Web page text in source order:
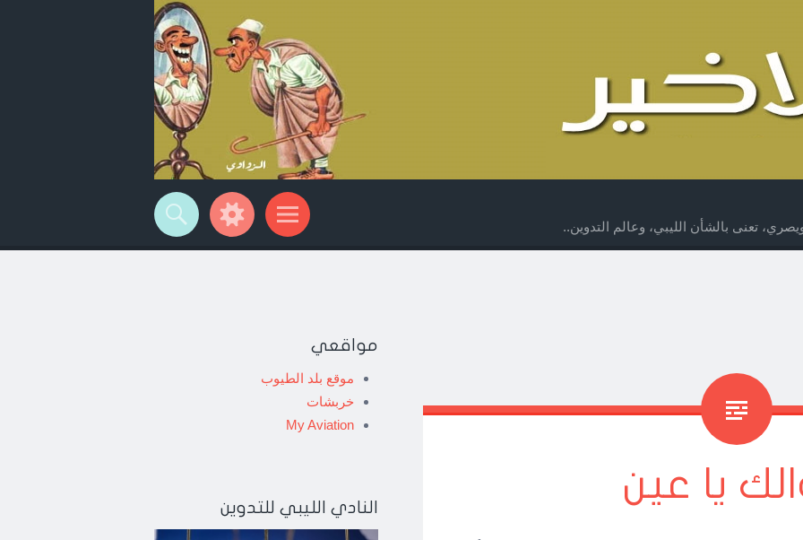
تعنى بالشأن الليبي، وعالم التدوين..
يا عين
مواقعي
موقع بلد الطيوب
خربشات
My Aviation
النادي الليبي للتدوين